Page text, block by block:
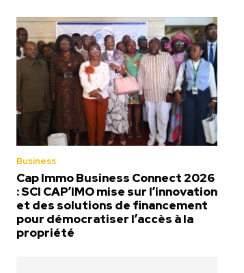
Business
Cap Immo Business Connect 2026
: SCI CAP’IMO mise sur l’innovation
et des solutions de financement
pour démocratiser l’accès à la
propriété